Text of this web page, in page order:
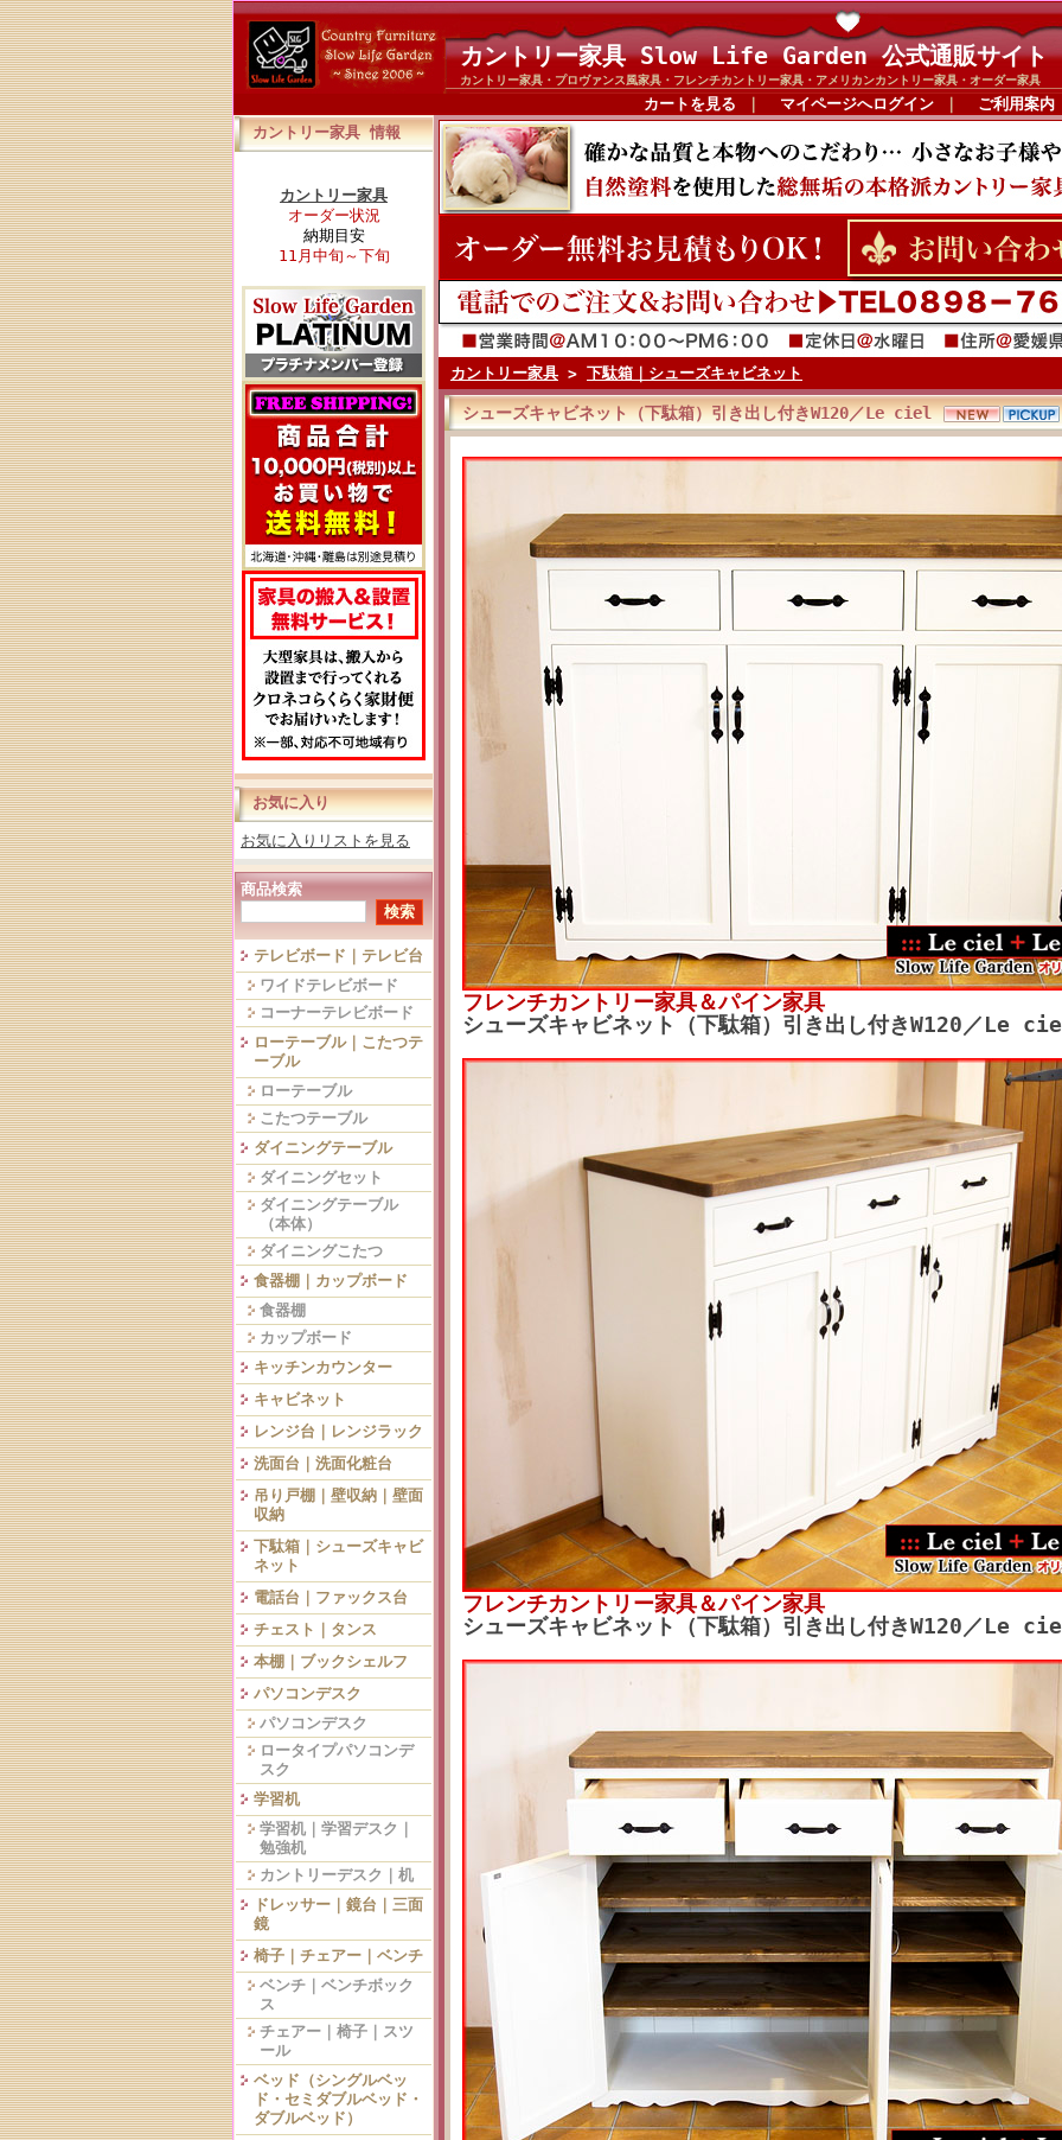
カントリー家具 Slow Life Garden 公式通販サイト
カントリー家具・プロヴァンス風家具・フレンチカントリー家具・アメリカンカントリー家具・オーダー家具
カートを見る マイページへログイン ご利用案内
カントリー家具 情報
カントリー家具
オーダー状況
納期目安
11月中旬～下旬
お気に入り
お気に入りリストを見る
商品検索
テレビボード｜テレビ台
ワイドテレビボード
コーナーテレビボード
ローテーブル｜こたつテ
ーブル
ローテーブル
こたつテーブル
ダイニングテーブル
ダイニングセット
ダイニングテーブル
（本体）
ダイニングこたつ
食器棚｜カップボード
食器棚
カップボード
キッチンカウンター
キャビネット
レンジ台｜レンジラック
洗面台｜洗面化粧台
吊り戸棚｜壁収納｜壁面
収納
下駄箱｜シューズキャビ
ネット
電話台｜ファックス台
チェスト｜タンス
本棚｜ブックシェルフ
パソコンデスク
パソコンデスク
ロータイプパソコンデ
スク
学習机
学習机｜学習デスク｜
勉強机
カントリーデスク｜机
ドレッサー｜鏡台｜三面
鏡
椅子｜チェアー｜ベンチ
ベンチ｜ベンチボック
ス
チェアー｜椅子｜スツ
ール
ベッド（シングルベッ
ド・セミダブルベッド・
ダブルベッド）
カントリー家具 > 下駄箱｜シューズキャビネット
シューズキャビネット（下駄箱）引き出し付きW120／Le ciel
フレンチカントリー家具＆パイン家具
シューズキャビネット（下駄箱）引き出し付きW120／Le
フレンチカントリー家具＆パイン家具
シューズキャビネット（下駄箱）引き出し付きW120／Le